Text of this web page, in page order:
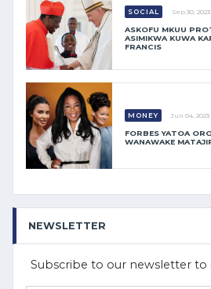
SOCIAL Sep 30, 2023
ASKOFU MKUU
ASIMIKWA KUWA
FRANCIS
MONEY Jun 04, 2023
FORBES YATOA
WANAWAKE
NEWSLETTER
Subscribe to our newsletter